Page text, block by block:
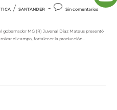
/ SANTANDER Sin comentarios
gobernador MG (R) Juvenal Díaz Mateus presentó
el campo, fortalecer la producción…